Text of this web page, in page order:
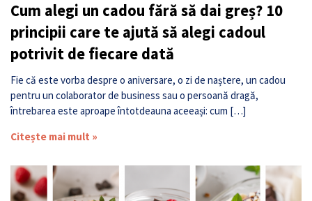
Cum alegi un cadou fără să dai greș? 10
principii care te ajută să alegi cadoul
potrivit de fiecare dată
Fie că este vorba despre o aniversare, o zi de naștere, un cadou
pentru un colaborator de business sau o persoană dragă,
întrebarea este aproape întotdeauna aceeași: cum […]
Citește mai mult »